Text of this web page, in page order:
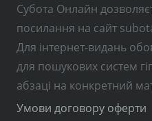
Субота Онлайн
посилання на сайт
Для інтернет-видань
для пошукових систем
абзаці на конкретний
Умови договору оферти